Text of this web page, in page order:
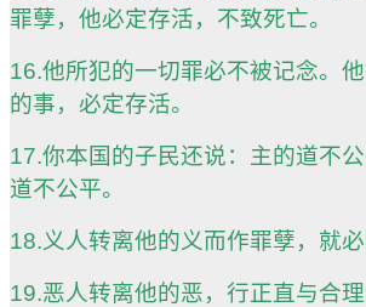
罪孽，他必定存活，不致死亡。
16.他所犯的一切罪必不被记念。
的事，必定存活。
17.你本国的子民还说：主的道不
道不公平。
18.义人转离他的义而作罪孽，就必
19.恶人转离他的恶，行正直与合